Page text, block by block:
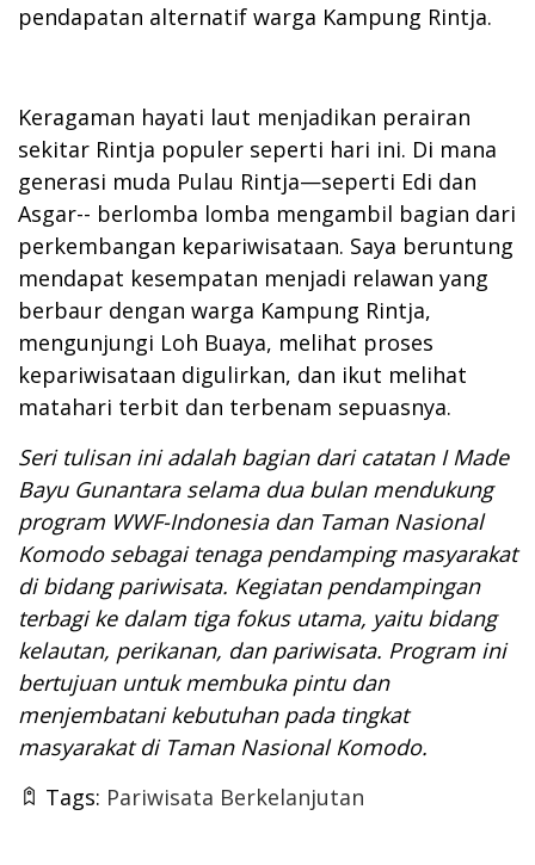
pendapatan alternatif warga Kampung Rintja.
Keragaman hayati laut menjadikan perairan
sekitar Rintja populer seperti hari ini. Di mana
generasi muda Pulau Rintja—seperti Edi dan
Asgar-- berlomba lomba mengambil bagian dari
perkembangan kepariwisataan. Saya beruntung
mendapat kesempatan menjadi relawan yang
berbaur dengan warga Kampung Rintja,
mengunjungi Loh Buaya, melihat proses
kepariwisataan digulirkan, dan ikut melihat
matahari terbit dan terbenam sepuasnya.
Seri tulisan ini adalah bagian dari catatan I Made
Bayu Gunantara selama dua bulan mendukung
program WWF-Indonesia dan Taman Nasional
Komodo sebagai tenaga pendamping masyarakat
di bidang pariwisata. Kegiatan pendampingan
terbagi ke dalam tiga fokus utama, yaitu bidang
kelautan, perikanan, dan pariwisata. Program ini
bertujuan untuk membuka pintu dan
menjembatani kebutuhan pada tingkat
masyarakat di Taman Nasional Komodo.
Tags: Pariwisata Berkelanjutan